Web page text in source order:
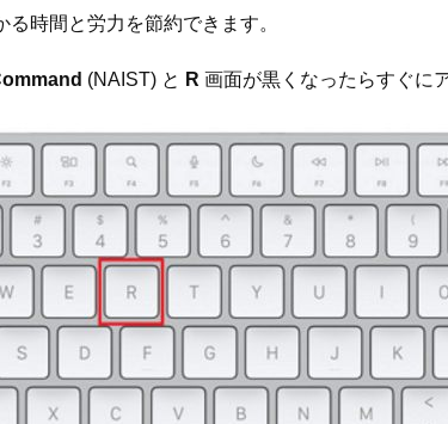
時間と労力を節約できます。
(NAIST) と R 画面が黒くなったらすぐに